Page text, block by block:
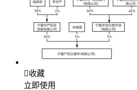
收藏
立即使用